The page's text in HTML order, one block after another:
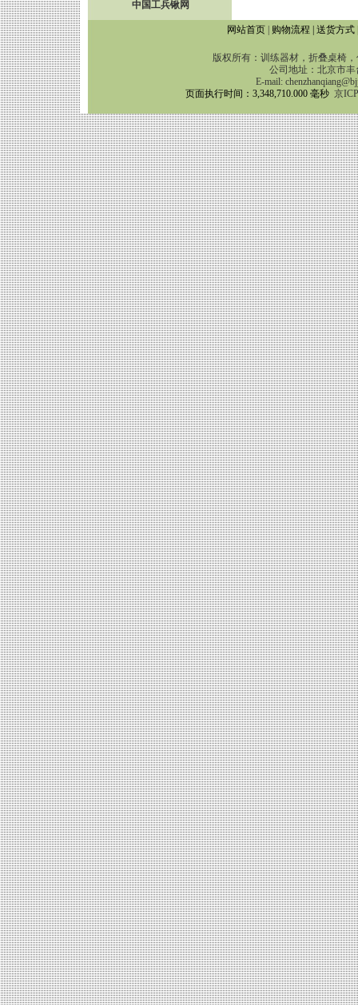
中国工兵锹网
网站首页| 购物流程 送货方式
版权所有：训练器材，折叠桌椅
公司地址：北京市丰
E-mail:
页面执行时间：3,348,710.000 毫秒 京